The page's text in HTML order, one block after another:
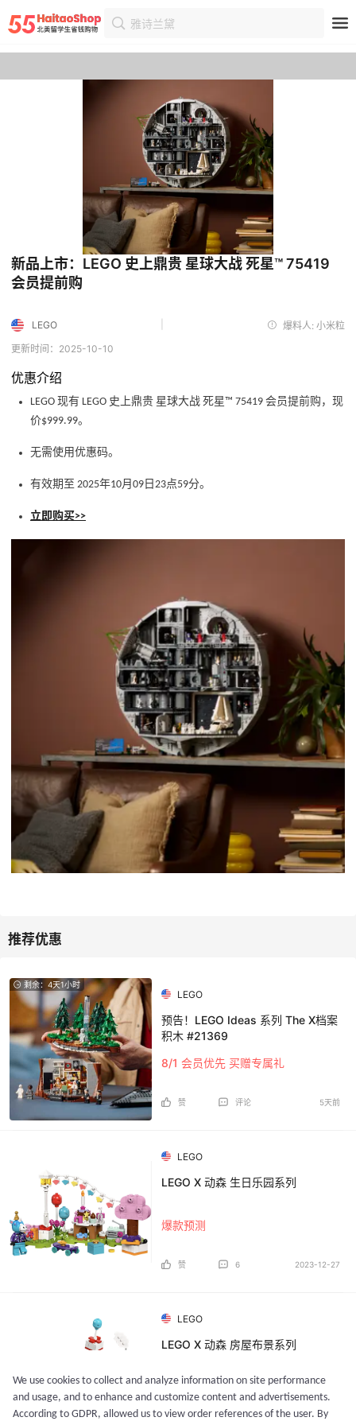
雅诗兰黛
首页 优惠 优惠详情
新品上市：LEGO 史上鼎贵 星球大战 死星™ 75419
会员提前购
LEGO
爆料人: 小米粒
更新时间：2025-10-10
优惠介绍
LEGO 现有 LEGO 史上鼎贵 星球大战 死星™ 75419 会员提前购，现
价$999.99。
无需使用优惠码。
有效期至 2025年10月09日23点59分。
立即购买>>
剩余：4天1小时
LEGO
预告！LEGO Ideas 系列 The X档案
积木 #21369
8/1 会员优先 买赠专属礼
赞 评论 5天前
LEGO
LEGO X 动森 生日乐园系列
爆款预测
赞 6 2023-12-27
LEGO
LEGO X 动森 房屋布景系列
爆款预测
We use cookies to collect and analyze information on site performance
and usage, and to enhance and customize content and advertisements.
According to GDPR, allowed us to view order references of the user. By